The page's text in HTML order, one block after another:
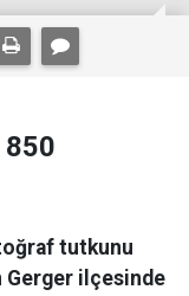
tutkunu
Gerger ilçesinde